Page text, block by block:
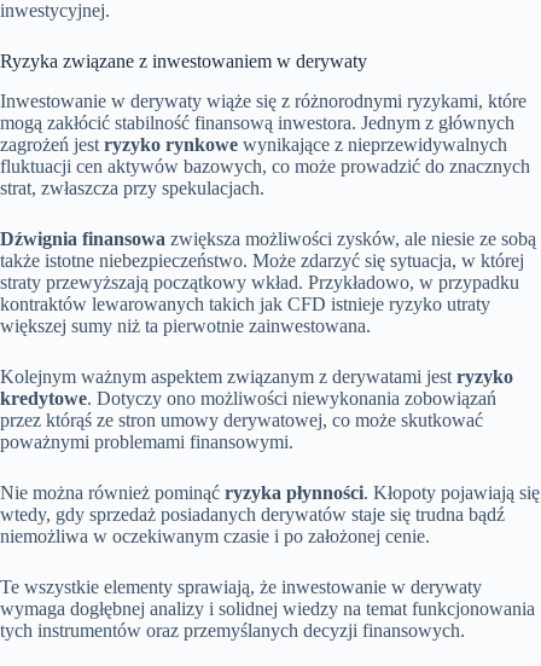
inwestycyjnej.
Ryzyka związane z inwestowaniem w derywaty
Inwestowanie w derywaty wiąże się z różnorodnymi ryzykami, które
mogą zakłócić stabilność finansową inwestora. Jednym z głównych
zagrożeń jest ryzyko rynkowe wynikające z nieprzewidywalnych
fluktuacji cen aktywów bazowych, co może prowadzić do znacznych
strat, zwłaszcza przy spekulacjach.
Dźwignia finansowa zwiększa możliwości zysków, ale niesie ze sobą
także istotne niebezpieczeństwo. Może zdarzyć się sytuacja, w której
straty przewyższają początkowy wkład. Przykładowo, w przypadku
kontraktów lewarowanych takich jak CFD istnieje ryzyko utraty
większej sumy niż ta pierwotnie zainwestowana.
Kolejnym ważnym aspektem związanym z derywatami jest ryzyko
kredytowe. Dotyczy ono możliwości niewykonania zobowiązań
przez którąś ze stron umowy derywatowej, co może skutkować
poważnymi problemami finansowymi.
Nie można również pominąć ryzyka płynności. Kłopoty pojawiają się
wtedy, gdy sprzedaż posiadanych derywatów staje się trudna bądź
niemożliwa w oczekiwanym czasie i po założonej cenie.
Te wszystkie elementy sprawiają, że inwestowanie w derywaty
wymaga dogłębnej analizy i solidnej wiedzy na temat funkcjonowania
tych instrumentów oraz przemyślanych decyzji finansowych.